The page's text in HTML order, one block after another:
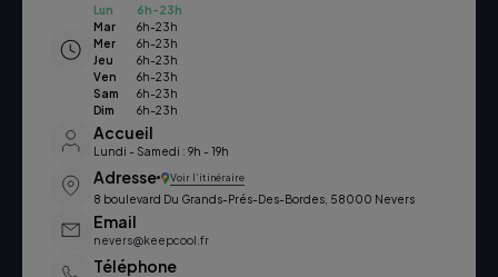
Lun
6h-23h
Mar
6h-23h
Mer
6h-23h
Jeu
6h-23h
Ven
6h-23h
Sam
6h-23h
Dim
6h-23h
Accueil
Lundi - Samedi : 9h - 19h
Adresse Voir l’itinéraire
8 boulevard Du Grands-Prés-Des-Bordes, 58000 Nevers
Email
nevers@keepcool.fr
Téléphone